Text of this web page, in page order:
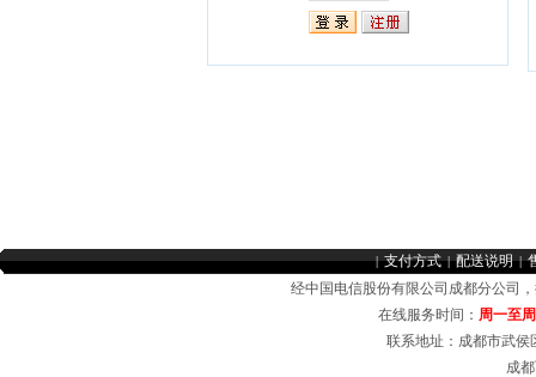
经中国电信股份有限公司成都分公
在线服务时间： 周一至
联系地址：成都市武
成
|支付方式 |配送说明 |